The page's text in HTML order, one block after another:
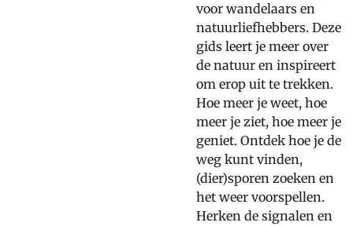
voor wandelaars en
natuurliefhebbers. Deze
gids leert je meer over
de natuur en inspireert
om erop uit te trekken.
Hoe meer je weet, hoe
meer je ziet, hoe meer je
geniet. Ontdek hoe je de
weg kunt vinden,
(dier)sporen zoeken en
het weer voorspellen.
Herken de signalen en